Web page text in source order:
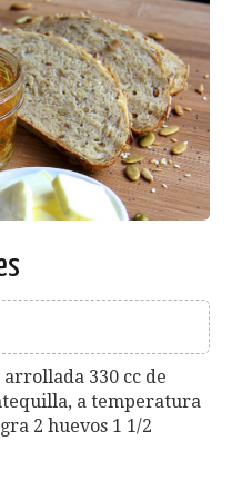
330 cc de
a temperatura
2 huevos 1 1/2